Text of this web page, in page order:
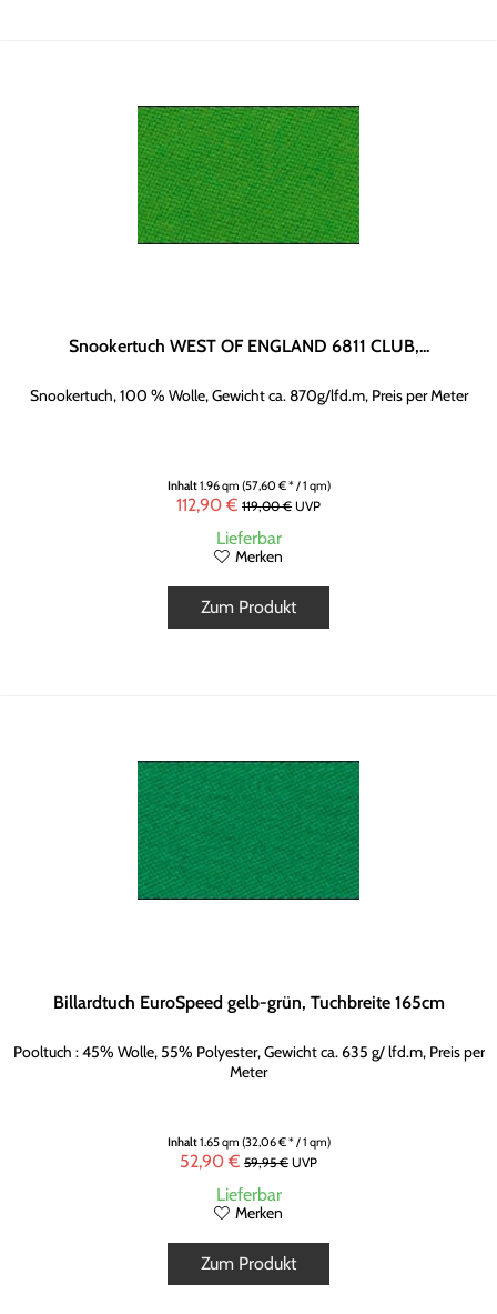
Snookertuch WEST OF ENGLAND 6811 CLUB,...
Snookertuch, 100 % Wolle, Gewicht ca. 870g/lfd.m, Preis per Meter
Inhalt1.96 qm (57,60 € * / 1 qm)
112,90 € 119,00 € UVP
Lieferbar
Merken
Zum Produkt
Billardtuch EuroSpeed gelb-grün, Tuchbreite 165cm
Pooltuch : 45% Wolle, 55% Polyester, Gewicht ca. 635 g/ lfd.m, Preis per
Meter
Inhalt1.65 qm (32,06 € * / 1 qm)
52,90 € 59,95 € UVP
Lieferbar
Merken
Zum Produkt